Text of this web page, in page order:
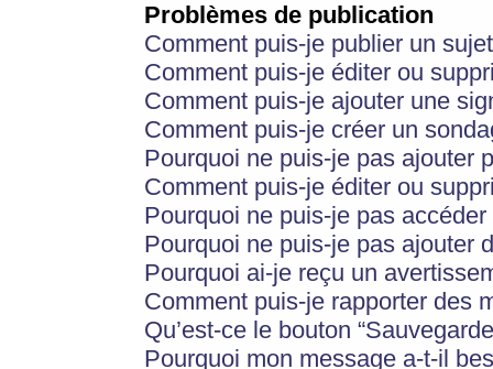
Problèmes de publication
Comment puis-je publier un
Comment puis-je éditer ou
Comment puis-je ajouter une
Comment puis-je créer un
Pourquoi ne puis-je pas ajouter
Comment puis-je éditer ou
Pourquoi ne puis-je pas
Pourquoi ne puis-je pas ajouter
Pourquoi ai-je reçu un
Comment puis-je rapporter des
Qu’est-ce le bouton
Pourquoi mon message a-t-il